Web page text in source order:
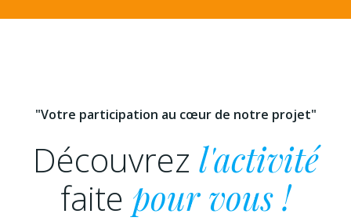
"Votre participation au cœur de notre projet"
Découvrez l'activité
faite pour vous !